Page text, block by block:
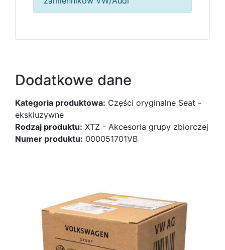
Dodatkowe dane
Kategoria produktowa: Części oryginalne Seat -
ekskluzywne
Rodzaj produktu: XTZ - Akcesoria grupy zbiorczej
Numer produktu: 000051701VB